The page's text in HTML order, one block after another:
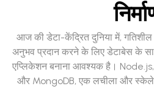
आज की डेटा-केंद्रित दुनिया में,
अनुभव प्रदान करने के लिए डेटाबेस के
एप्लिकेशन बनाना आवश्यक है।
और MongoDB, एक लचीला और